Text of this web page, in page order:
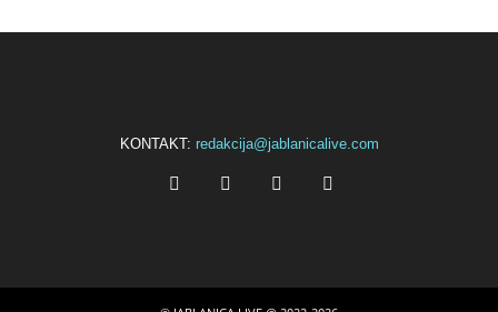
KONTAKT: redakcija@jablanicalive.com